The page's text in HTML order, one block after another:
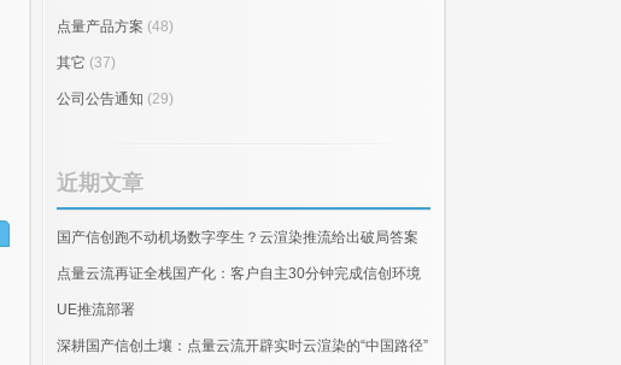
点量产品方案 (48)
其它 (37)
公司公告通知 (29)
近期文章
国产信创跑不动机场数字孪生？云渲染推流给出破局答案
点量云流再证全栈国产化：客户自主30分钟完成信创环境
UE推流部署
深耕国产信创土壤：点量云流开辟实时云渲染的“中国路径”